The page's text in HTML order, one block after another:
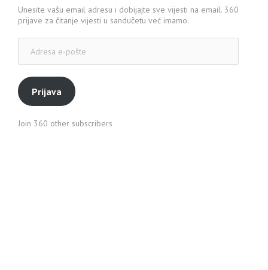
Unesite vašu email adresu i dobijajte sve vijesti na email. 360
prijave za čitanje vijesti u sandučetu već imamo.
pošte
Prijava
Join 360 other subscribers